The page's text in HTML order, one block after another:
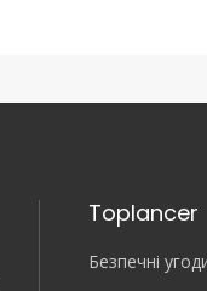
Toplancer
Безпечні